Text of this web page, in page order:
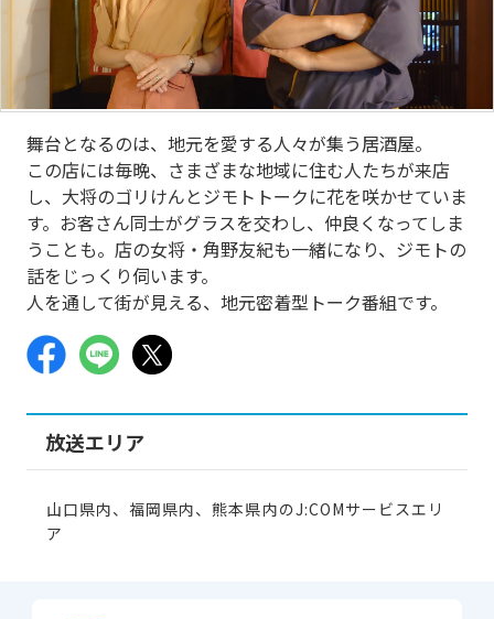
舞台となるのは、地元を愛する人々が集う居酒屋。
この店には毎晩、さまざまな地域に住む人たちが来店
し、大将のゴリけんとジモトトークに花を咲かせていま
す。お客さん同士がグラスを交わし、仲良くなってしま
うことも。店の女将・角野友紀も一緒になり、ジモトの
話をじっくり伺います。
人を通して街が見える、地元密着型トーク番組です。
放送エリア
山口県内、福岡県内、熊本県内のJ:COMサービスエリ
ア